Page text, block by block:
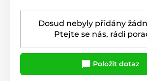
Dosud nebyly přidány
Ptejte se nás, rádi
Položit dotaz